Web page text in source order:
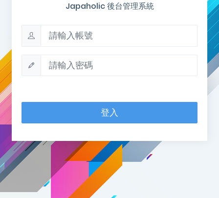
Japaholic 後台管理系統